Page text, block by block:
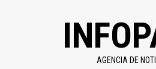
AGENCIA DE